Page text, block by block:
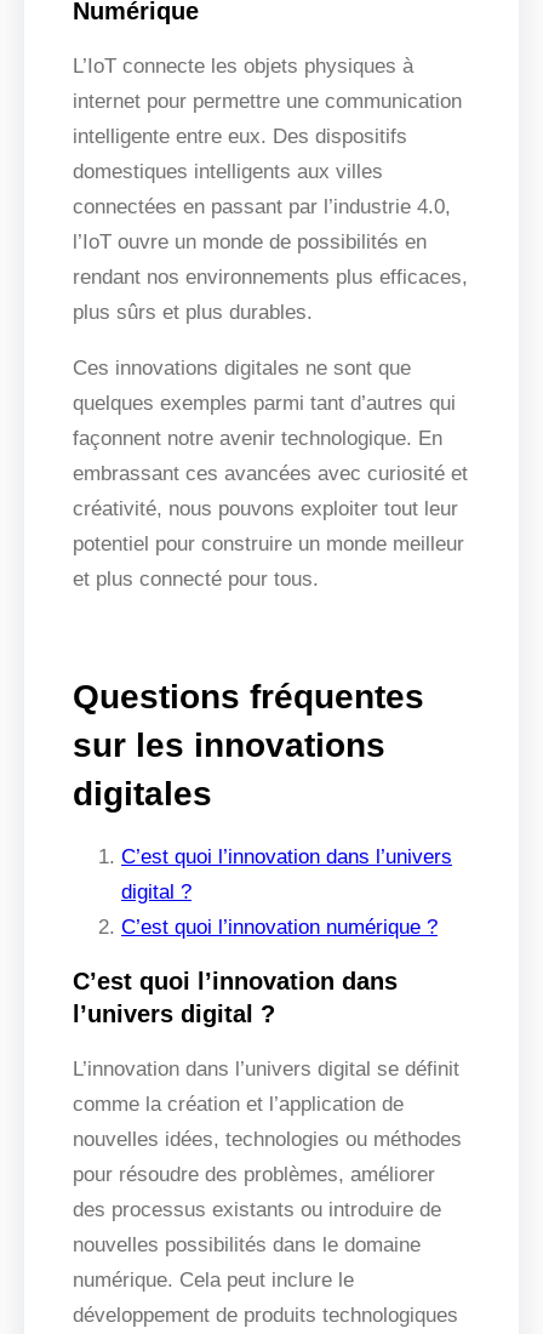
Numérique
L’IoT connecte les objets physiques à
internet pour permettre une communication
intelligente entre eux. Des dispositifs
domestiques intelligents aux villes
connectées en passant par l’industrie 4.0,
l’IoT ouvre un monde de possibilités en
rendant nos environnements plus efficaces,
plus sûrs et plus durables.
Ces innovations digitales ne sont que
quelques exemples parmi tant d’autres qui
façonnent notre avenir technologique. En
embrassant ces avancées avec curiosité et
créativité, nous pouvons exploiter tout leur
potentiel pour construire un monde meilleur
et plus connecté pour tous.
Questions fréquentes
sur les innovations
digitales
C’est quoi l’innovation dans l’univers
digital ?
C’est quoi l’innovation numérique ?
C’est quoi l’innovation dans
l’univers digital ?
L’innovation dans l’univers digital se définit
comme la création et l’application de
nouvelles idées, technologies ou méthodes
pour résoudre des problèmes, améliorer
des processus existants ou introduire de
nouvelles possibilités dans le domaine
numérique. Cela peut inclure le
développement de produits technologiques